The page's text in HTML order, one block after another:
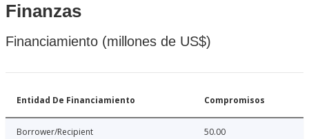
Finanzas
Financiamiento (millones de US$)
Entidad De Financiamiento Compromisos
Borrower/Recipient 50.00